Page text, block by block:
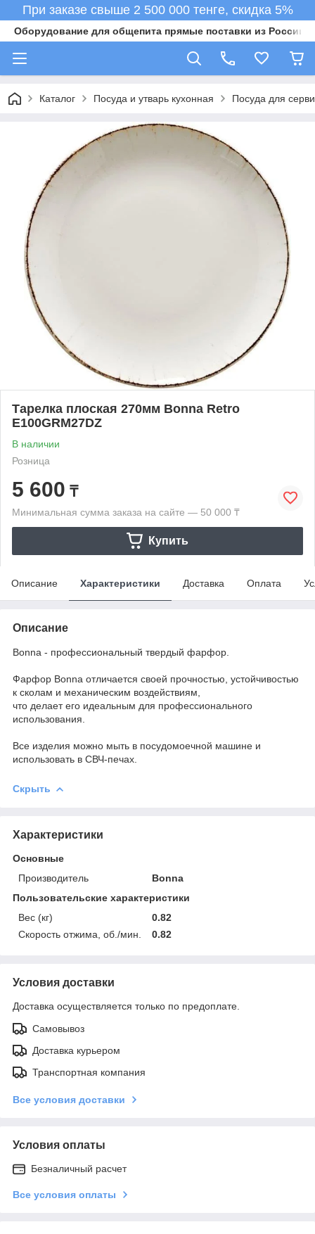
При заказе свыше 2 500 000 тенге, скидка 5%
Оборудование для общепита прямые поставки из России в
Каталог Посуда и утварь кухонная Посуда для
Тарелка плоская 270мм Bonna Retro
E100GRM27DZ
В наличии
Розница
5 600 ₸
Минимальная сумма заказа на сайте — 50 000 ₸
Купить
Описание Характеристики Доставка Оплата
Описание
Bonna - профессиональный твердый фарфор.
Фарфор Bonna отличается своей прочностью, устойчивостью
к сколам и механическим воздействиям,
что делает его идеальным для профессионального
использования.
Все изделия можно мыть в посудомоечной машине и
использовать в СВЧ-печах.
Скрыть
Характеристики
Основные
Производитель
Bonna
Пользовательские характеристики
Вес (кг)
0.82
Скорость отжима, об./мин.
0.82
Условия доставки
Доставка осуществляется только по предоплате.
Самовывоз
Доставка курьером
Транспортная компания
Все условия доставки
Условия оплаты
Безналичный расчет
Все условия оплаты